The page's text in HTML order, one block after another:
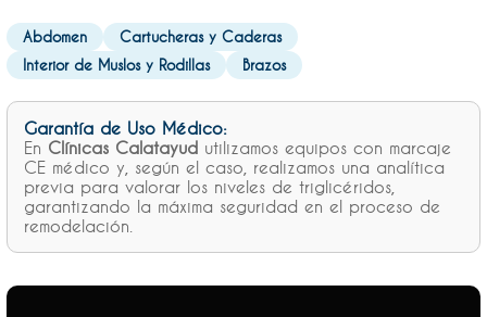
Abdomen
Cartucheras y Caderas
Interior de Muslos y Rodillas
Brazos
Garantía de Uso Médico:
En Clínicas Calatayud utilizamos equipos con marcaje
CE médico y, según el caso, realizamos una analítica
previa para valorar los niveles de triglicéridos,
garantizando la máxima seguridad en el proceso de
remodelación.